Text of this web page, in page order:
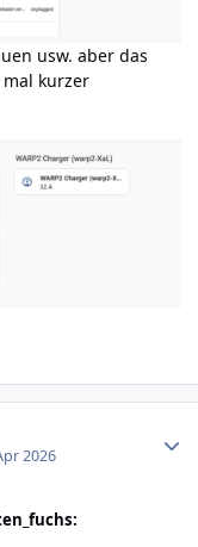
usw. aber das
kurzer
2026